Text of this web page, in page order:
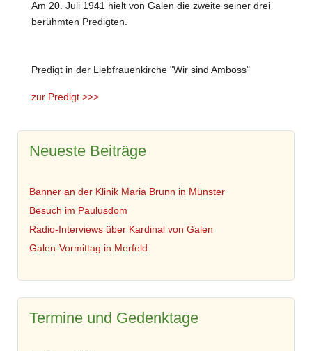
Am 20. Juli 1941 hielt von Galen die zweite seiner drei
berühmten Predigten.
Predigt in der Liebfrauenkirche "Wir sind Amboss"
zur Predigt >>>
Neueste Beiträge
Banner an der Klinik Maria Brunn in Münster
Besuch im Paulusdom
Radio-Interviews über Kardinal von Galen
Galen-Vormittag in Merfeld
Termine und Gedenktage